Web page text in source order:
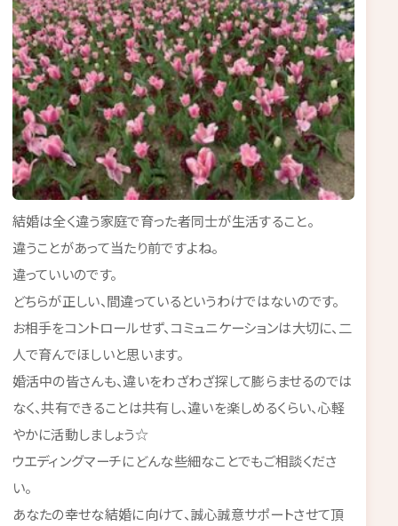
結婚は全く違う家庭で育った者同士が生活すること。
違うことがあって当たり前ですよね。
違っていいのです。
どちらが正しい、間違っているというわけではないのです。
お相手をコントロールせず、コミュニケーションは大切に、二
人で育んでほしいと思います。
婚活中の皆さんも、違いをわざわざ探して膨らませるのでは
なく、共有できることは共有し、違いを楽しめるくらい、心軽
やかに活動しましょう☆
ウエディングマーチにどんな些細なことでもご相談くださ
い。
あなたの幸せな結婚に向けて、誠心誠意サポートさせて頂